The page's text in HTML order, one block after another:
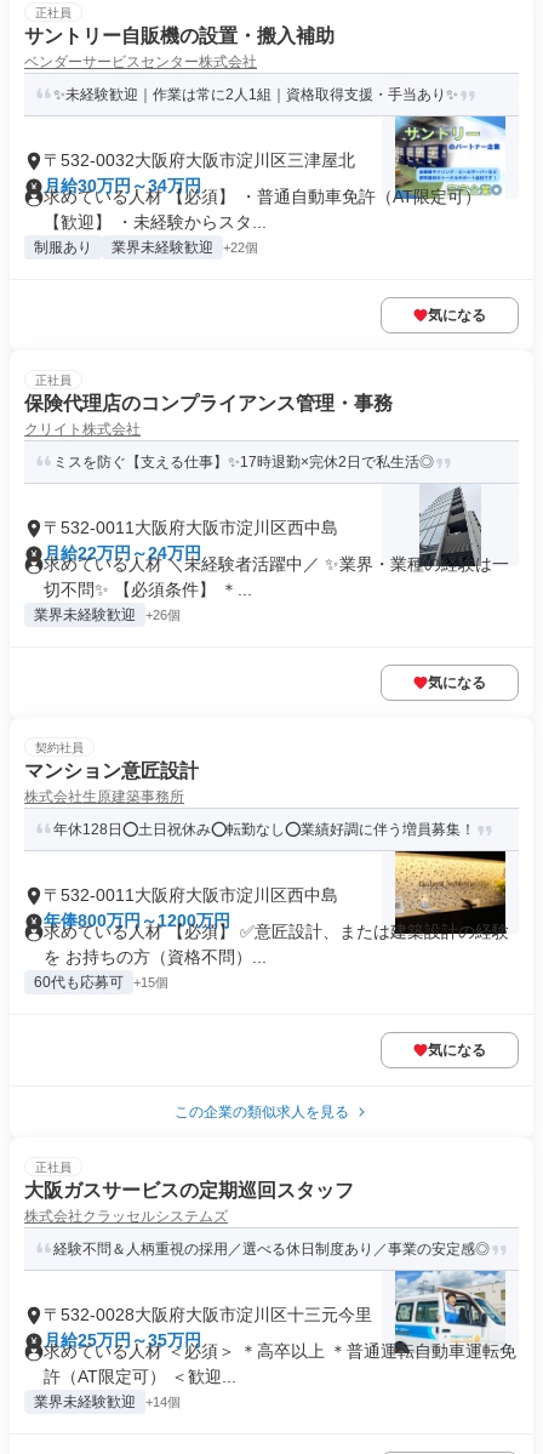
正社員
サントリー自販機の設置・搬入補助
ベンダーサービスセンター株式会社
✨未経験歓迎｜作業は常に2人1組｜資格取得支援・手当あり✨
〒532-0032大阪府大阪市淀川区三津屋北
月給30万円～34万円
求めている人材 【必須】 ・普通自動車免許（AT限定可）
【歓迎】 ・未経験からスタ...
制服あり 業界未経験歓迎 +22個
気になる
正社員
保険代理店のコンプライアンス管理・事務
クリイト株式会社
ミスを防ぐ【支える仕事】✨17時退勤×完休2日で私生活◎
〒532-0011大阪府大阪市淀川区西中島
月給22万円～24万円
求めている人材 ＼未経験者活躍中／ ✨業界・業種の経験は一
切不問✨ 【必須条件】 ＊...
業界未経験歓迎 +26個
気になる
契約社員
マンション意匠設計
株式会社生原建築事務所
年休128日⭕土日祝休み⭕転勤なし⭕業績好調に伴う増員募集！
〒532-0011大阪府大阪市淀川区西中島
年俸800万円～1200万円
求めている人材 【必須】 ✅意匠設計、または建築設計の経験
を お持ちの方（資格不問）...
60代も応募可 +15個
気になる
この企業の類似求人を見る
正社員
大阪ガスサービスの定期巡回スタッフ
株式会社クラッセルシステムズ
経験不問＆人柄重視の採用／選べる休日制度あり／事業の安定感◎
〒532-0028大阪府大阪市淀川区十三元今里
月給25万円～35万円
求めている人材 ＜必須＞ ＊高卒以上 ＊普通運転自動車運転免
許（AT限定可） ＜歓迎...
業界未経験歓迎 +14個